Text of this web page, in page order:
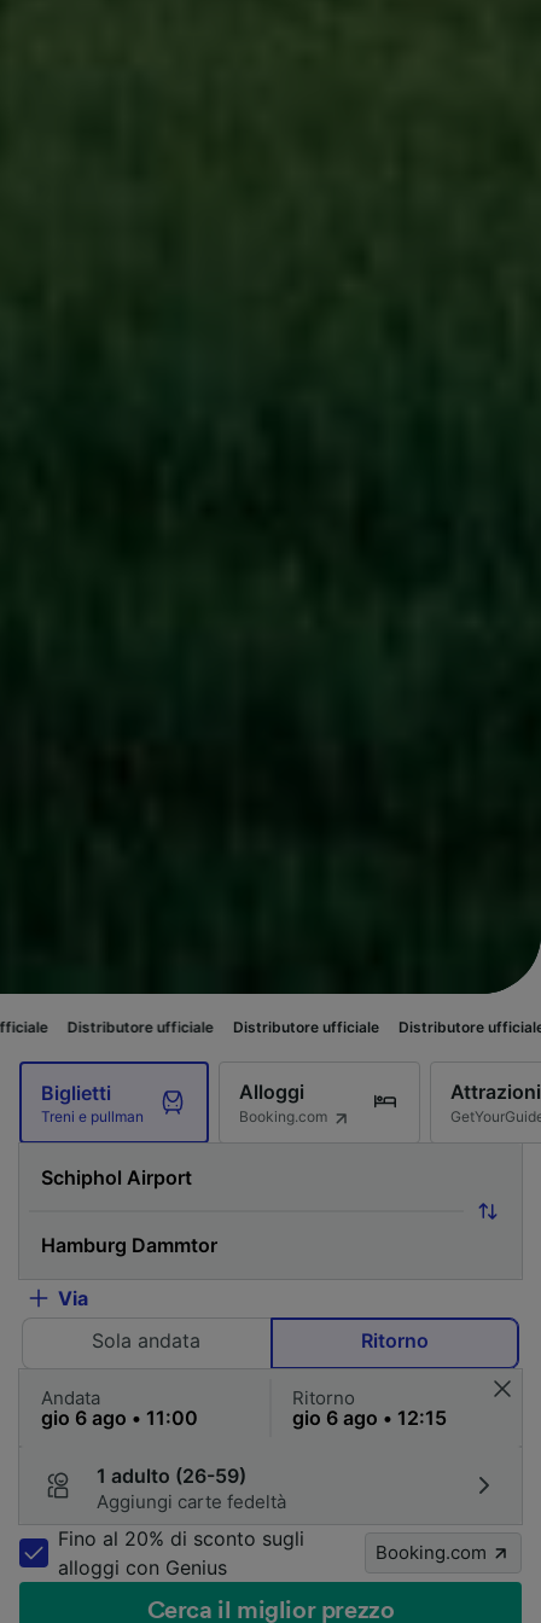
ufficiale Distributore ufficiale Distributore ufficiale
Biglietti
Treni e pullman
Alloggi
Booking.com
Attrazioni
Via
Sola andata
Ritorno
Andata Ritorno
1 adulto (26-59)
Aggiungi carte fedeltà
Fino al 20% di sconto sugli
alloggi con Genius
Booking.com
Cerca il miglior prezzo